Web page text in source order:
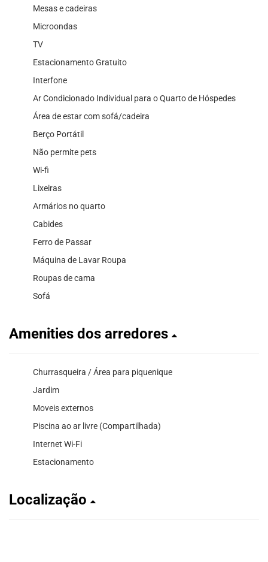
Mesas e cadeiras
Microondas
TV
Estacionamento Gratuito
Interfone
Ar Condicionado Individual para o Quarto de Hóspedes
Área de estar com sofá/cadeira
Berço Portátil
Não permite pets
Wi-fi
Lixeiras
Armários no quarto
Cabides
Ferro de Passar
Máquina de Lavar Roupa
Roupas de cama
Sofá
Amenities dos arredores
Churrasqueira / Área para piquenique
Jardim
Moveis externos
Piscina ao ar livre (Compartilhada)
Internet Wi-Fi
Estacionamento
Localização